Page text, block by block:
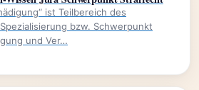
ist Teilbereich des
bzw. Schwerpunkt
und Ver…